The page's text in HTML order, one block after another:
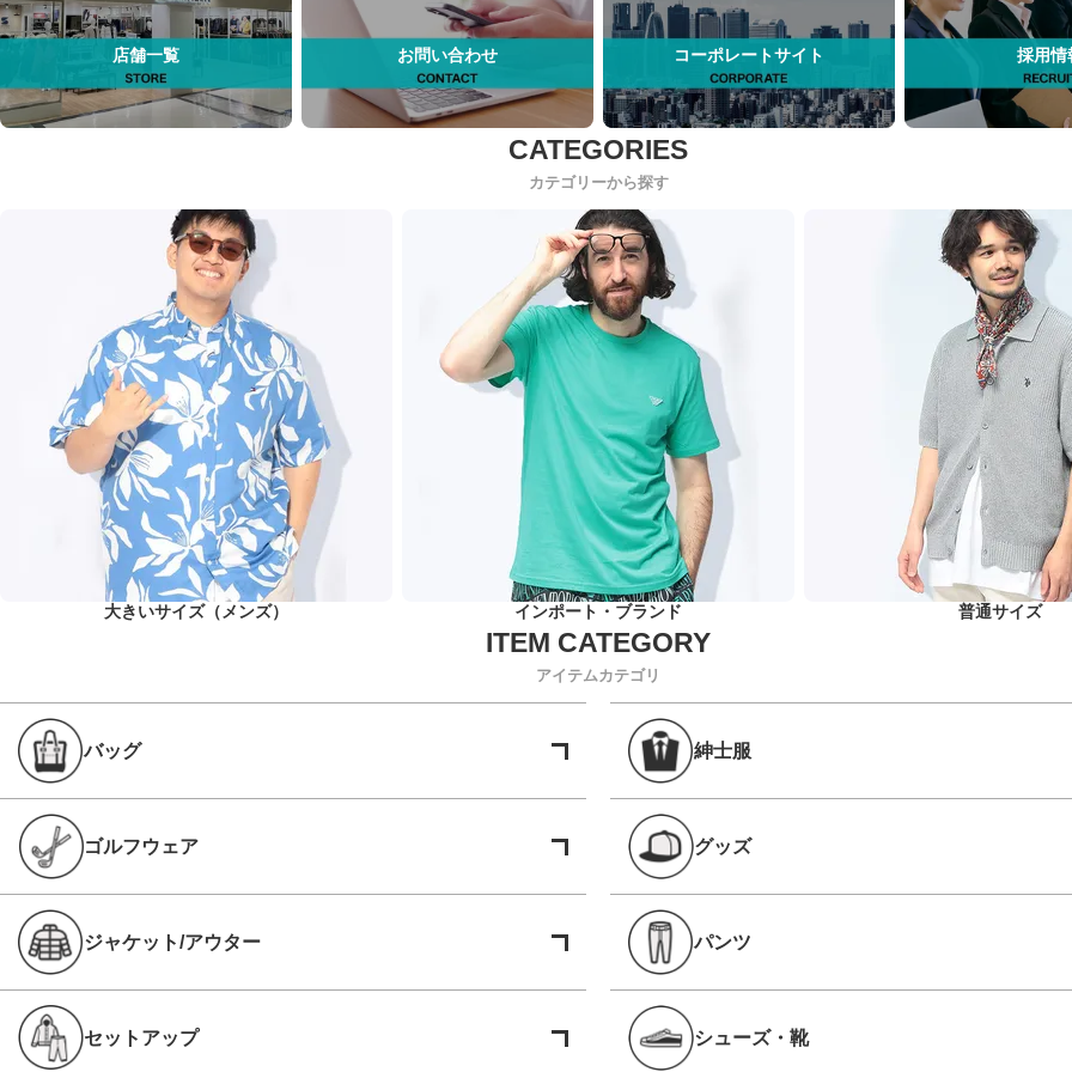
店舗一覧 お問い合わせ コーポレートサイト 採用情
カテゴリーから探す
大きいサイズ（メンズ） インポート・ブランド 普通サイズ
アイテムカテゴリ
バッグ 紳士服
ゴルフウェア グッズ
ジャケット/アウター パンツ
セットアップ シューズ・靴